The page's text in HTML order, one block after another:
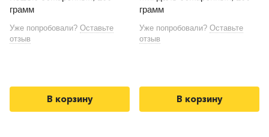
грамм
Уже попробовали? Оставьте
отзыв
грамм
Уже попробовали? Оставьте
отзыв